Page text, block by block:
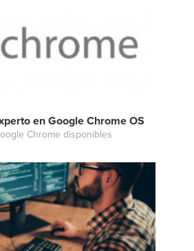
en Google Chrome OS
Chrome disponibles